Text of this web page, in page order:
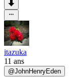
itazuka
11 ans
@JohnHenryEden